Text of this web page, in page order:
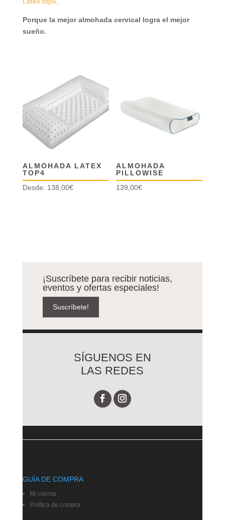
Porque la mejor almohada cervical logra el mejor
sueño.
ALMOHADA LATEX
TOP4
Desde: 138,00€
ALMOHADA
PILLOWISE
139,00€
¡Suscríbete para recibir noticias,
eventos y ofertas especiales!
Suscríbete!
SÍGUENOS EN
LAS REDES
GUÍA DE COMPRA
Mi cuenta
Política de compra